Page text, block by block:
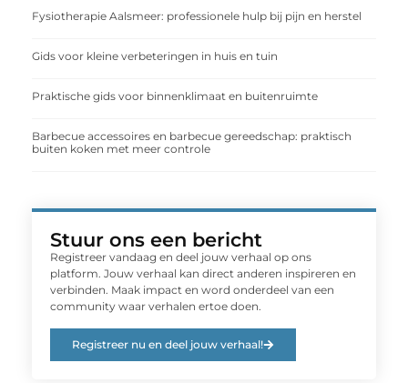
Fysiotherapie Aalsmeer: professionele hulp bij pijn en herstel
Gids voor kleine verbeteringen in huis en tuin
Praktische gids voor binnenklimaat en buitenruimte
Barbecue accessoires en barbecue gereedschap: praktisch
buiten koken met meer controle
Stuur ons een bericht
Registreer vandaag en deel jouw verhaal op ons
platform. Jouw verhaal kan direct anderen inspireren en
verbinden. Maak impact en word onderdeel van een
community waar verhalen ertoe doen.
Registreer nu en deel jouw verhaal!